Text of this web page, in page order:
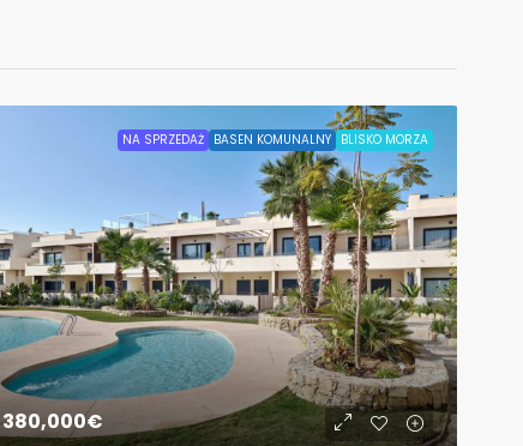
NA SPRZEDAŻ BASEN KOMUNALNY BLISKO MORZA
380,000€